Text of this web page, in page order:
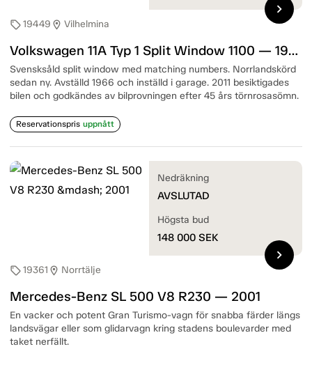
sell19449 location_on Vilhelmina
Volkswagen 11A Typ 1 Split Window 1100 — 1950
Svensksåld split window med matching numbers. Norrlandskörd
sedan ny. Avställd 1966 och inställd i garage. 2011 besiktigades
bilen och godkändes av bilprovningen efter 45 års törnrosasömn.
Reservationspris uppnått
chevron_right
sell19361 location_on Norrtälje
Mercedes-Benz SL 500 V8 R230 — 2001
En vacker och potent Gran Turismo-vagn för snabba färder längs
landsvägar eller som glidarvagn kring stadens boulevarder med
taket nerfällt.
Nedräkning
AVSLUTAD
Högsta bud
148 000 SEK
chevron_right